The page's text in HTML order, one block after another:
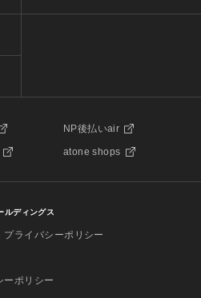
NP後払いair
atone shops
ルディングス
プライバシーポリシー
ーポリシー